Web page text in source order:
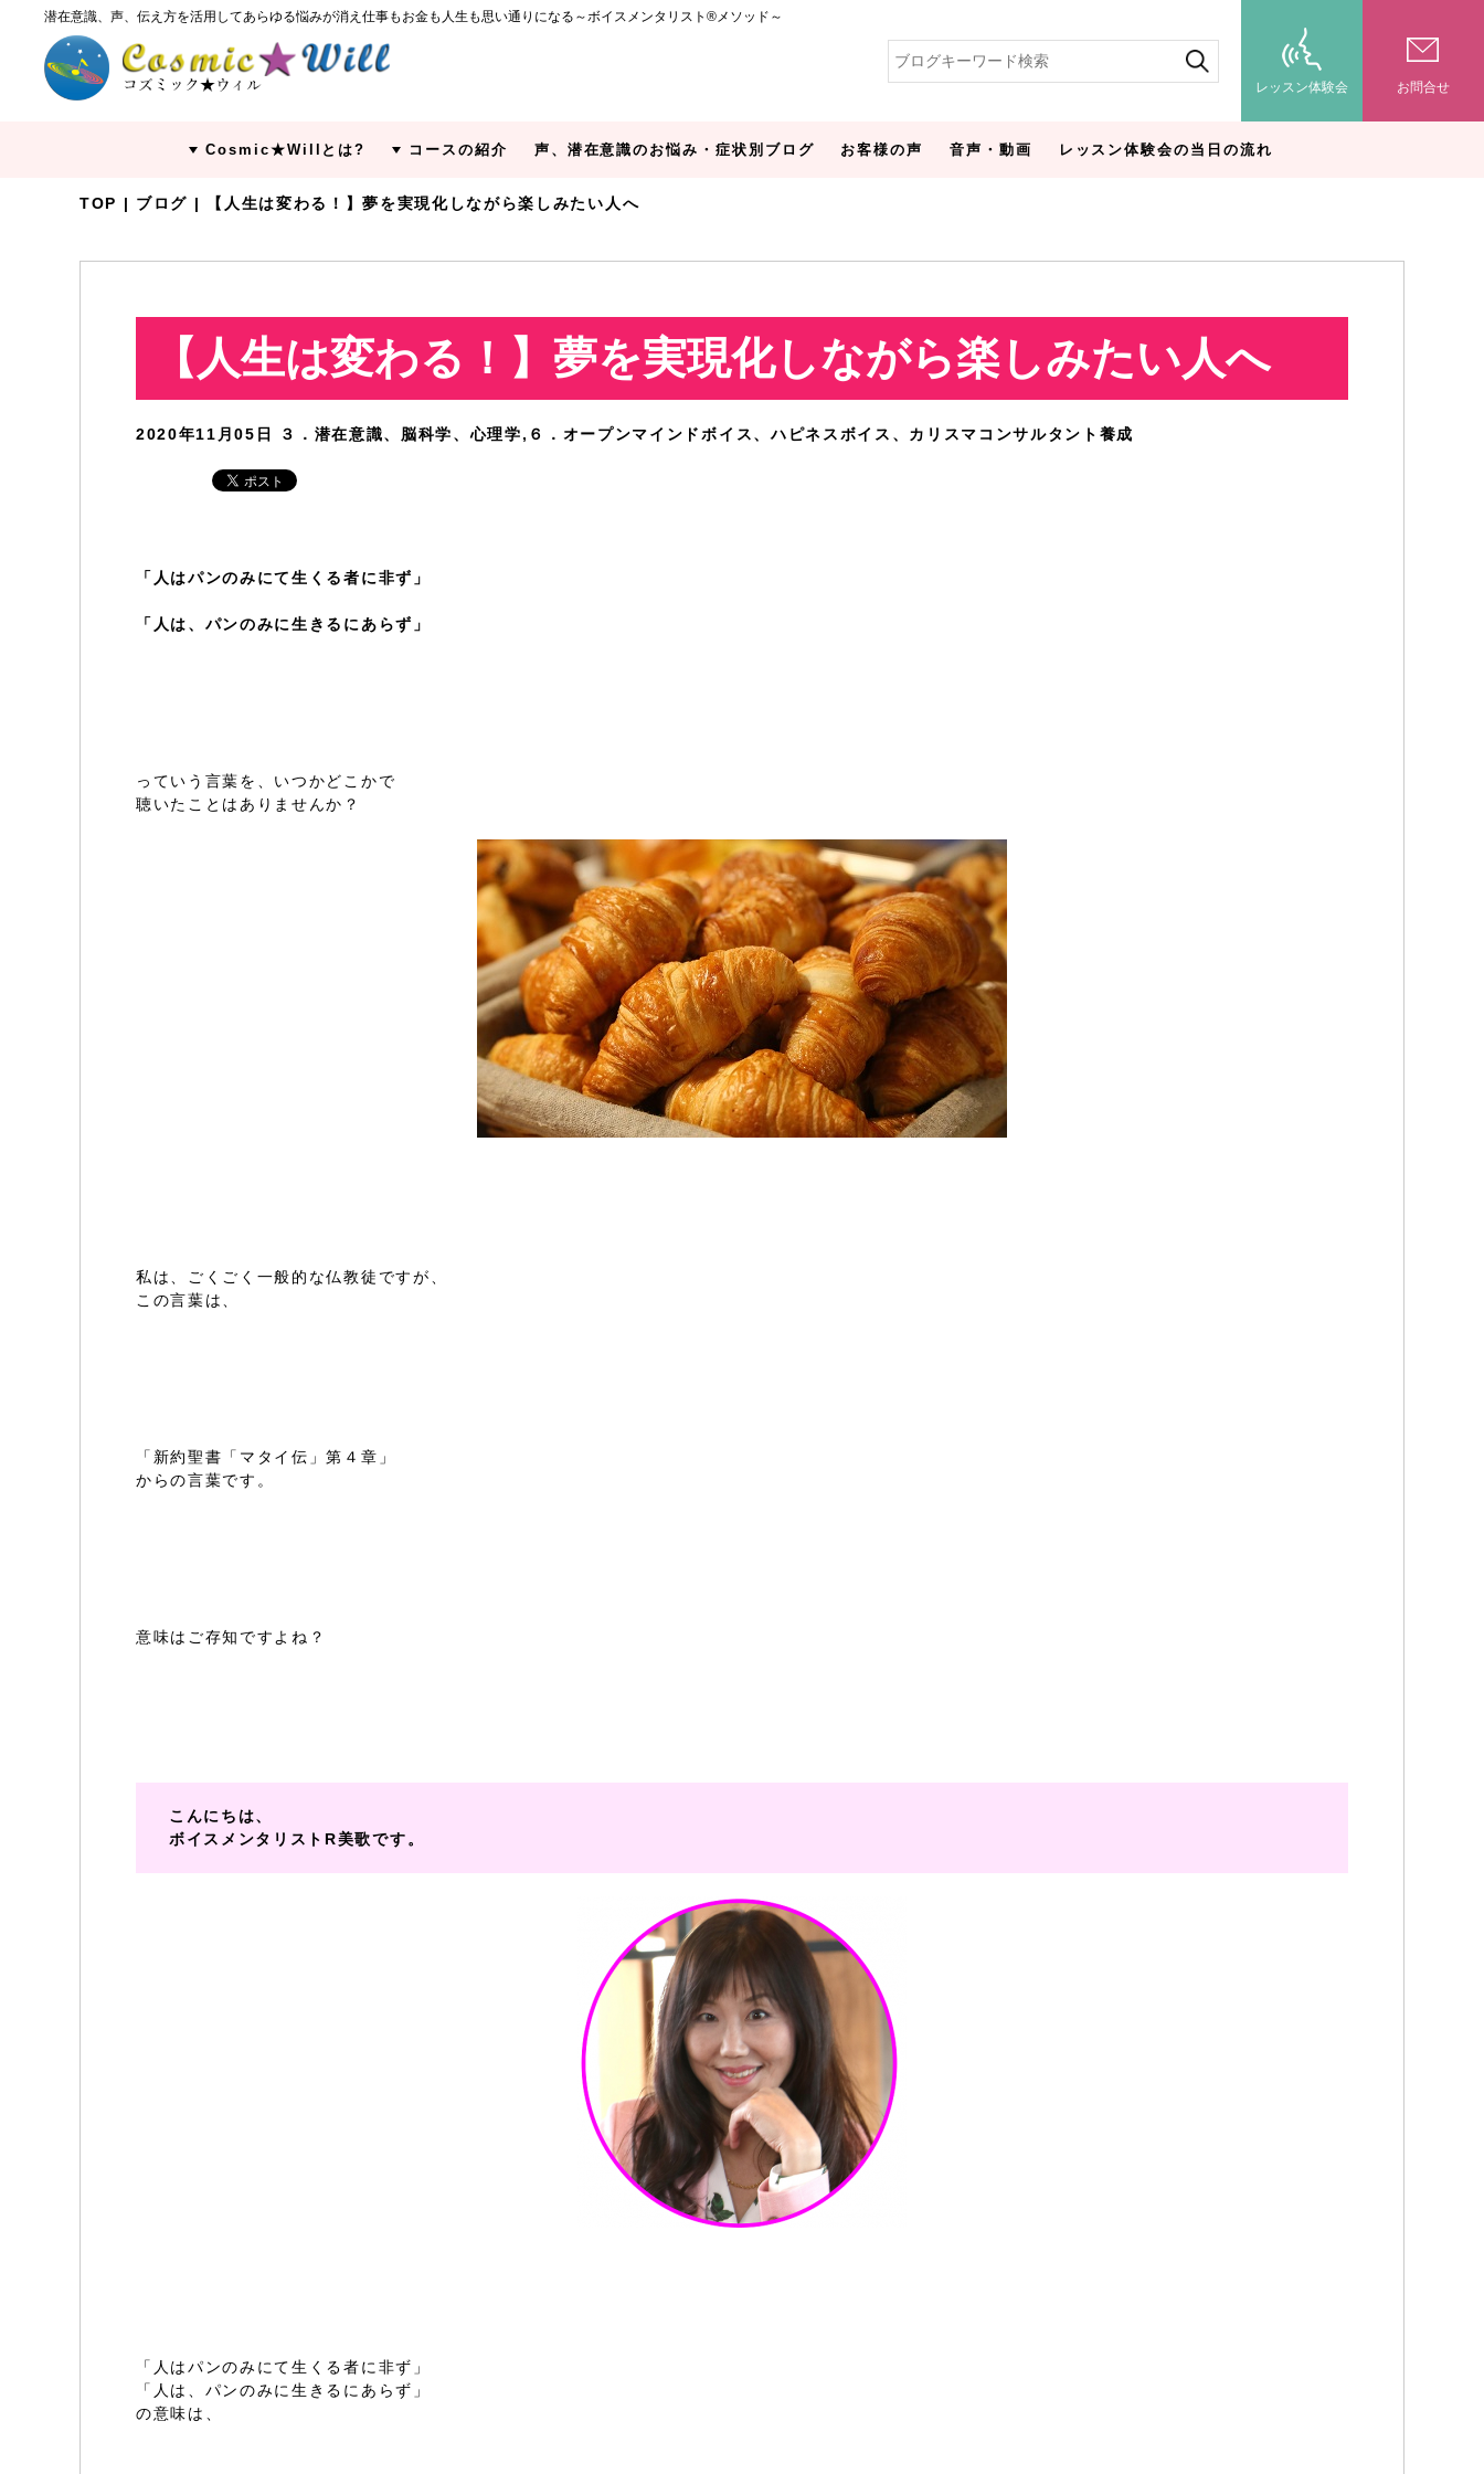
潜在意識、声、伝え方を活用してあらゆる悩みが消え仕事もお金も人生も思い通りになる～ボイスメンタリスト®メソッド～
レッスン体験会 お問合せ
Cosmic★Willとは? コースの紹介 声、潜在意識のお悩み・症状別ブログ お客様の声 音声・動画 レッスン体験会の当日の流れ
TOP | ブログ | 【人生は変わる！】夢を実現化しながら楽しみたい人へ
【人生は変わる！】夢を実現化しながら楽しみたい人へ
2020年11月05日 ３．潜在意識、脳科学、心理学,６．オープンマインドボイス、ハピネスボイス、カリスマコンサルタント養成
「人はパンのみにて生くる者に非ず」
「人は、パンのみに生きるにあらず」
っていう言葉を、いつかどこかで
聴いたことはありませんか？
私は、ごくごく一般的な仏教徒ですが、
この言葉は、
「新約聖書「マタイ伝」第４章」
からの言葉です。
意味はご存知ですよね？
こんにちは、
ボイスメンタリストR美歌です。
「人はパンのみにて生くる者に非ず」
「人は、パンのみに生きるにあらず」
の意味は、